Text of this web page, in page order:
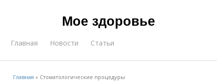
Мое здоровье
Главная Новости Статьи
Главная » Стоматологические процедуры